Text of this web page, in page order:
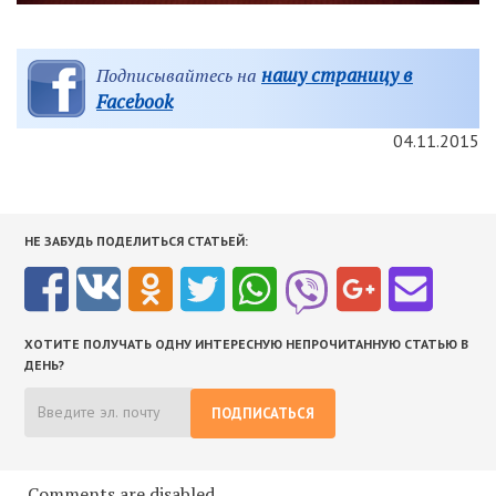
Подписывайтесь на нашу страницу в
Facebook
04.11.2015
НЕ ЗАБУДЬ ПОДЕЛИТЬСЯ СТАТЬЕЙ:
ХОТИТЕ ПОЛУЧАТЬ ОДНУ ИНТЕРЕСНУЮ НЕПРОЧИТАННУЮ СТАТЬЮ В
ДЕНЬ?
ПОДПИСАТЬСЯ